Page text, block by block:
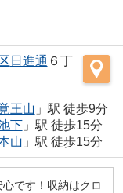
日進通 ６丁
王山 」駅 徒歩9分
下」駅 徒歩15分
山 」駅 徒歩15分
です！収納はクロ